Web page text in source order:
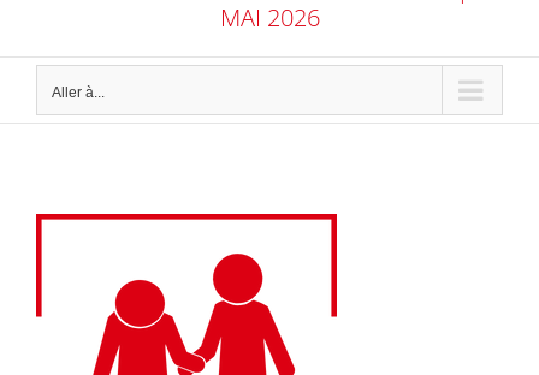
MAI 2026
Aller à...